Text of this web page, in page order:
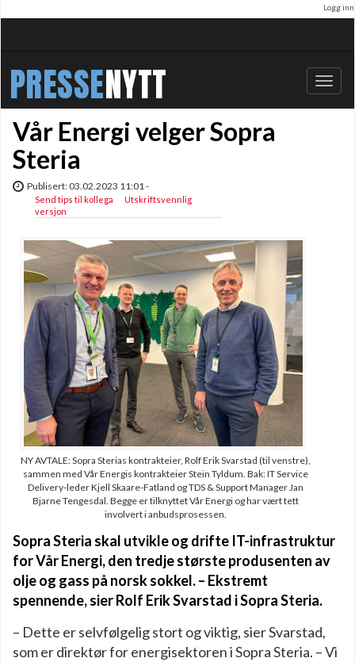
Logg inn
PRESSENYTT
Bytt
Vår Energi velger Sopra
Steria
Publisert: 03.02.2023 11:01 -
Send tips til kollega
Utskriftsvennlig
versjon
NY AVTALE: Sopra Sterias kontrakteier, Rolf Erik Svarstad (til venstre),
sammen med Vår Energis kontrakteier Stein Tyldum. Bak: IT Service
Delivery-leder Kjell Skaare-Fatland og TDS & Support Manager Jan
Bjarne Tengesdal. Begge er tilknyttet Vår Energi og har vært tett
involvert i anbudsprosessen.
Sopra Steria skal utvikle og drifte IT-infrastruktur
for Vår Energi, den tredje største produsenten av
olje og gass på norsk sokkel. – Ekstremt
spennende, sier Rolf Erik Svarstad i Sopra Steria.
– Dette er selvfølgelig stort og viktig, sier Svarstad,
som er direktør for energisektoren i Sopra Steria. – Vi